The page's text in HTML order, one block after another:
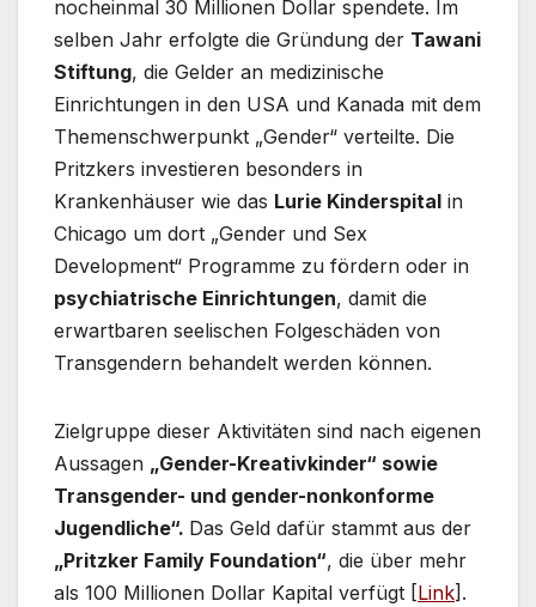
nocheinmal 30 Millionen Dollar spendete. Im
selben Jahr erfolgte die Gründung der Tawani
Stiftung, die Gelder an medizinische
Einrichtungen in den USA und Kanada mit dem
Themenschwerpunkt „Gender“ verteilte. Die
Pritzkers investieren besonders in
Krankenhäuser wie das Lurie Kinderspital in
Chicago um dort „Gender und Sex
Development“ Programme zu fördern oder in
psychiatrische Einrichtungen, damit die
erwartbaren seelischen Folgeschäden von
Transgendern behandelt werden können.
Zielgruppe dieser Aktivitäten sind nach eigenen
Aussagen „Gender-Kreativkinder“ sowie
Transgender- und gender-nonkonforme
Jugendliche“. Das Geld dafür stammt aus der
„Pritzker Family Foundation“, die über mehr
als 100 Millionen Dollar Kapital verfügt [Link].